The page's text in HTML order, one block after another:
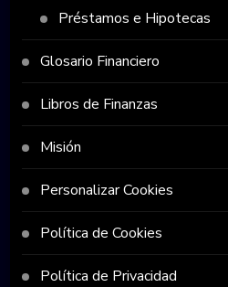
Préstamos e Hipotecas
Glosario Financiero
Libros de Finanzas
Misión
Personalizar Cookies
Política de Cookies
Política de Privacidad